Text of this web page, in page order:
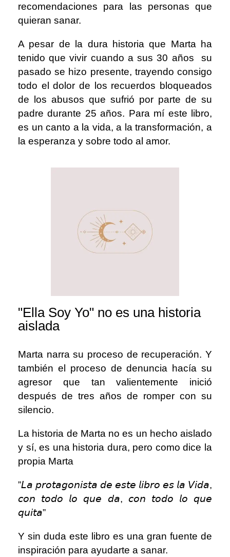
recomendaciones para las personas que
quieran sanar.
A pesar de la dura historia que Marta ha
tenido que vivir cuando a sus 30 años su
pasado se hizo presente, trayendo consigo
todo el dolor de los recuerdos bloqueados
de los abusos que sufrió por parte de su
padre durante 25 años. Para mí este libro,
es un canto a la vida, a la transformación, a
la esperanza y sobre todo al amor.⁣⁣
"Ella Soy Yo" no es una historia
aislada
Marta narra su proceso de recuperación. Y
también el proceso de denuncia hacía su
agresor que tan valientemente inició
después de tres años de romper con su
silencio.
La historia de Marta no es un hecho aislado
y sí, es una historia dura, pero como dice la
propia Marta ⁣
⁣”𝘓𝘢 𝘱𝘳𝘰𝘵𝘢𝘨𝘰𝘯𝘪𝘴𝘵𝘢 𝘥𝘦 𝘦𝘴𝘵𝘦 𝘭𝘪𝘣𝘳𝘰 𝘦𝘴 𝘭𝘢 𝘝𝘪𝘥𝘢,
𝘤𝘰𝘯 𝘵𝘰𝘥𝘰 𝘭𝘰 𝘲𝘶𝘦 𝘥𝘢, 𝘤𝘰𝘯 𝘵𝘰𝘥𝘰 𝘭𝘰 𝘲𝘶𝘦
𝘲𝘶𝘪𝘵𝘢”⁣
Y sin duda este libro es una gran fuente de
inspiración para ayudarte a sanar.